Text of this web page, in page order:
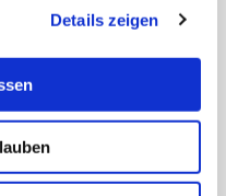
Details zeigen